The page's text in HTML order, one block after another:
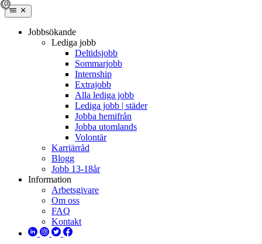
Jobbsökande
Lediga jobb
Deltidsjobb
Sommarjobb
Internship
Extrajobb
Alla lediga jobb
Lediga jobb | städer
Jobba hemifrån
Jobba utomlands
Volontär
Karriärråd
Blogg
Jobb 13-18år
Information
Arbetsgivare
Om oss
FAQ
Kontakt